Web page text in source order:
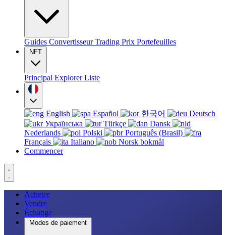
Guides ConvertisseurTrading Prix Portefeuilles
NFT
Principal ExplorerListe
English Español 한국어
Deutsch
Українська
Türkçe
Dansk
Nederlands
Polski
Português (Brasil)
Français
Italiano
Norsk bokmål
Commencer
Acheter
Vendre
Échange
Modes de paiement